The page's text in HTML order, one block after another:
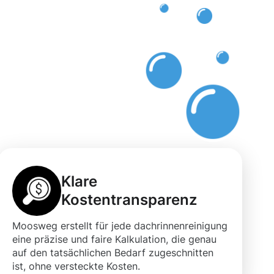
Klare
Kostentransparenz
Moosweg erstellt für jede dachrinnenreinigung
eine präzise und faire Kalkulation, die genau
auf den tatsächlichen Bedarf zugeschnitten
ist, ohne versteckte Kosten.